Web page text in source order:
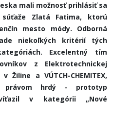
mali možnosť prihlásiť sa
Zlatá Fatima, ktorú
mesto módy. Odborná
niekoľkých kritérií tých
Excelentný tím
z Elektrotechnickej
a VÚTCH-CHEMITEX,
hrdý - prototyp
v kategórii „Nové